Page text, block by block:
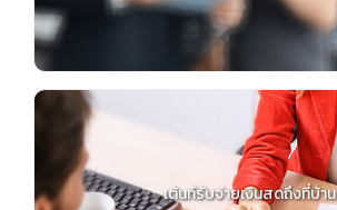
เต้นท์รับจ่ายเงินสดถึงที่บ้าน